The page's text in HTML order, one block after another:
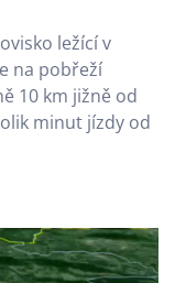
ležící v
na pobřeží
10 km jižně od
minut jízdy od